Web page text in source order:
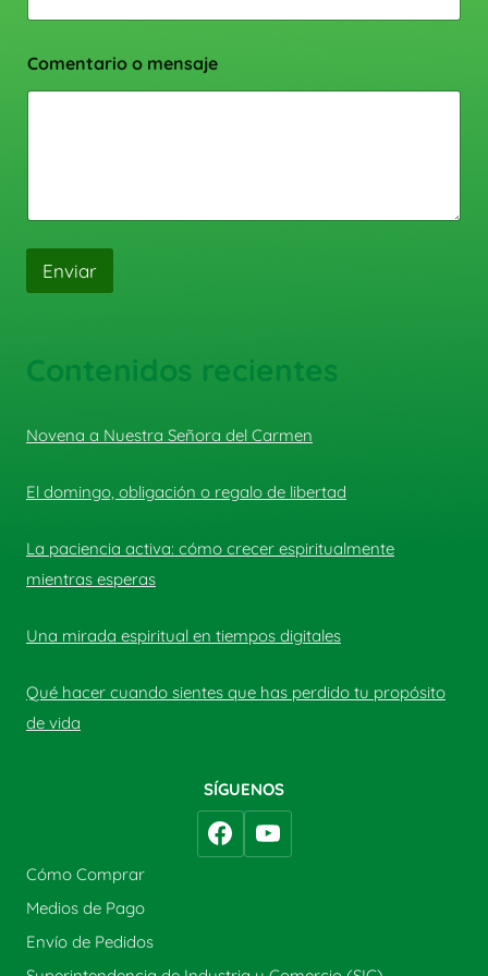
Comentario o mensaje
Enviar
Contenidos recientes
Novena a Nuestra Señora del Carmen
El domingo, obligación o regalo de libertad
La paciencia activa: cómo crecer espiritualmente
mientras esperas
Una mirada espiritual en tiempos digitales
Qué hacer cuando sientes que has perdido tu propósito
de vida
SÍGUENOS
Cómo Comprar
Medios de Pago
Envío de Pedidos